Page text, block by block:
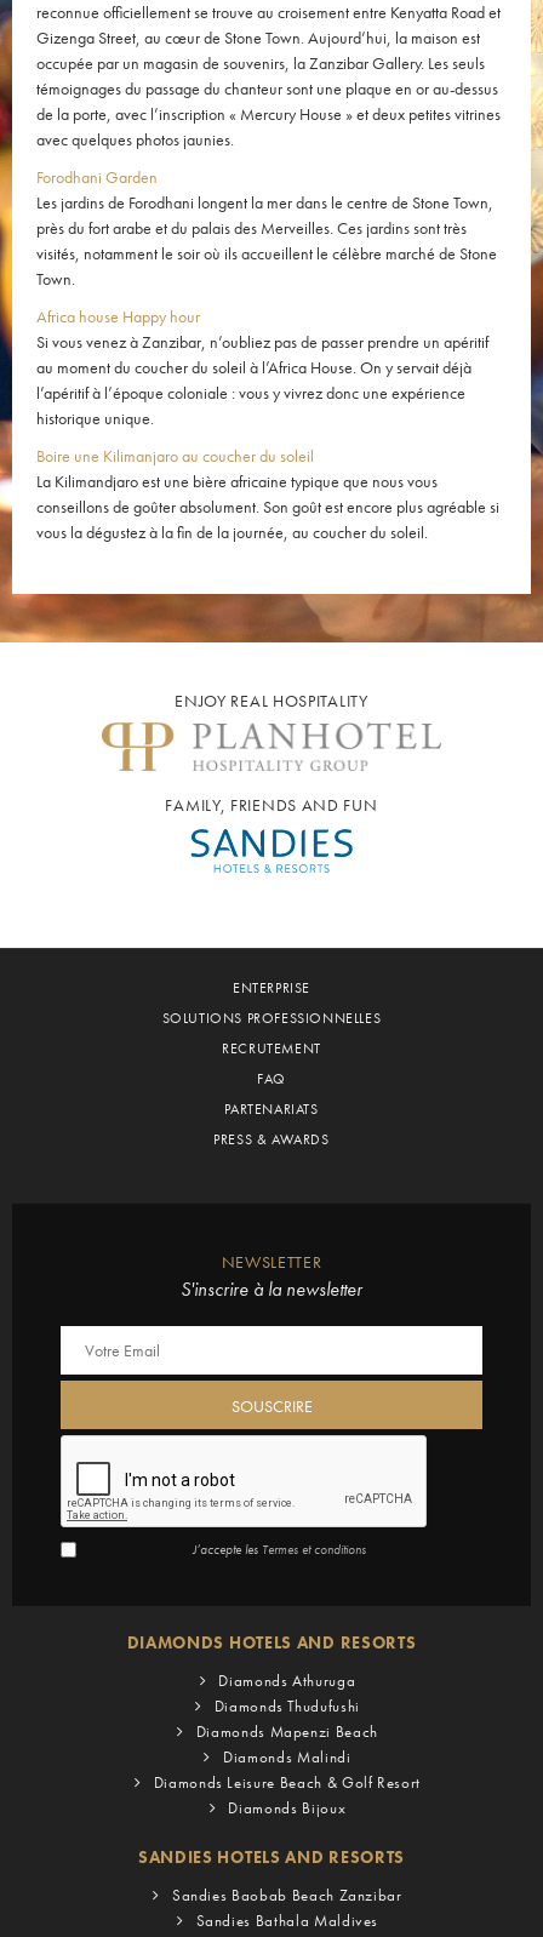
reconnue officiellement se trouve au croisement entre Kenyatta Road et
Gizenga Street, au cœur de Stone Town. Aujourd’hui, la maison est
occupée par un magasin de souvenirs, la Zanzibar Gallery. Les seuls
témoignages du passage du chanteur sont une plaque en or au-dessus
de la porte, avec l’inscription « Mercury House » et deux petites vitrines
avec quelques photos jaunies.
Forodhani Garden
Les jardins de Forodhani longent la mer dans le centre de Stone Town,
près du fort arabe et du palais des Merveilles. Ces jardins sont très
visités, notamment le soir où ils accueillent le célèbre marché de Stone
Town.
Africa house Happy hour
Si vous venez à Zanzibar, n’oubliez pas de passer prendre un apéritif
au moment du coucher du soleil à l’Africa House. On y servait déjà
l’apéritif à l’époque coloniale : vous y vivrez donc une expérience
historique unique.
Boire une Kilimanjaro au coucher du soleil
La Kilimandjaro est une bière africaine typique que nous vous
conseillons de goûter absolument. Son goût est encore plus agréable si
vous la dégustez à la fin de la journée, au coucher du soleil.
ENJOY REAL HOSPITALITY
FAMILY, FRIENDS AND FUN
ENTERPRISE
SOLUTIONS PROFESSIONNELLES
RECRUTEMENT
FAQ
PARTENARIATS
PRESS & AWARDS
NEWSLETTER
S'inscrire à la newsletter
J’accepte les Termes et conditions
DIAMONDS HOTELS AND RESORTS
Diamonds Athuruga
Diamonds Thudufushi
Diamonds Mapenzi Beach
Diamonds Malindi
Diamonds Leisure Beach & Golf Resort
Diamonds Bijoux
SANDIES HOTELS AND RESORTS
Sandies Baobab Beach Zanzibar
Sandies Bathala Maldives